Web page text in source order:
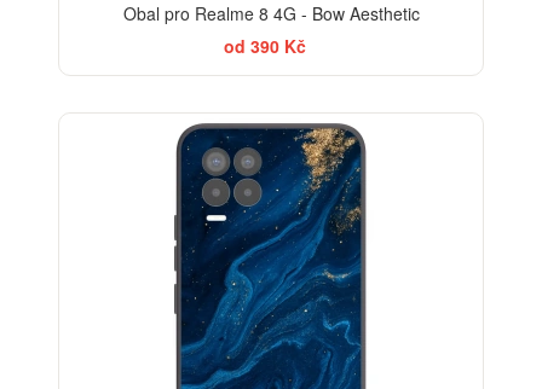
Obal pro Realme 8 4G - Bow Aesthetic
od 390 Kč